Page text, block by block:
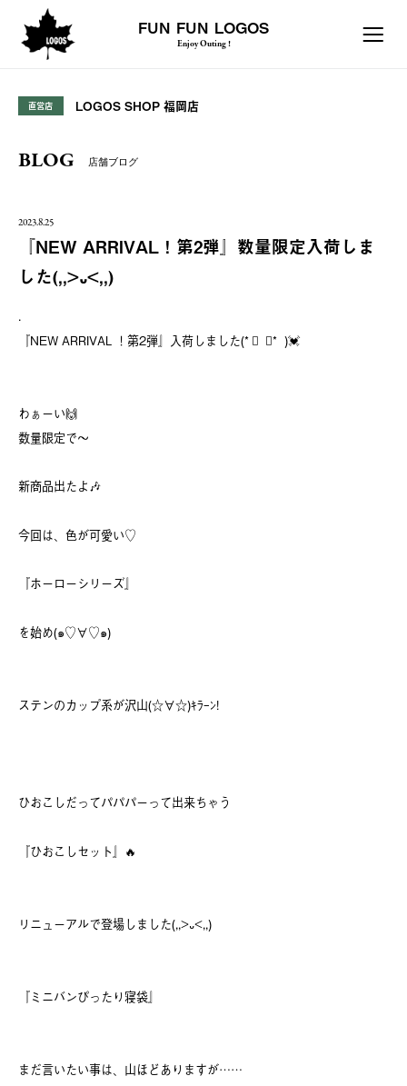
FUN FUN LOGOS
Enjoy Outing !
直営店 LOGOS SHOP 福岡店
BLOG 店舗ブログ
2023.8.25
『NEW ARRIVAL！第2弾』数量限定入荷しま
した(,,>᎑<,,)
.
『NEW ARRIVAL ！第2弾』入荷しました(* ॑ ॑* )💓
わぁーい🙌
数量限定で～
新商品出たよ🎶
今回は、色が可愛い♡
『ホーローシリーズ』
を始め(๑♡∀♡๑)
ステンのカップ系が沢山(☆∀☆)ｷﾗｰﾝ!
ひおこしだってパパパーって出来ちゃう
『ひおこしセット』🔥
リニューアルで登場しました(,,>᎑<,,)
『ミニバンぴったり寝袋』
まだ言いたい事は、山ほどありますが……